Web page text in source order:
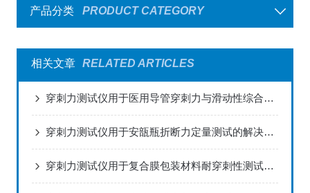
产品分类 PRODUCT CATEGORY
相关文章 RELATED ARTICLES
穿刺力测试仪用于医用导管穿刺力与滑动性综合测试的解决方案
穿刺力测试仪用于安瓿瓶折断力定量测试的解决方案
穿刺力测试仪用于复合膜包装材料耐穿刺性测试的解决方案